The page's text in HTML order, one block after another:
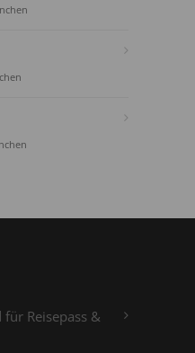
Reisepass &